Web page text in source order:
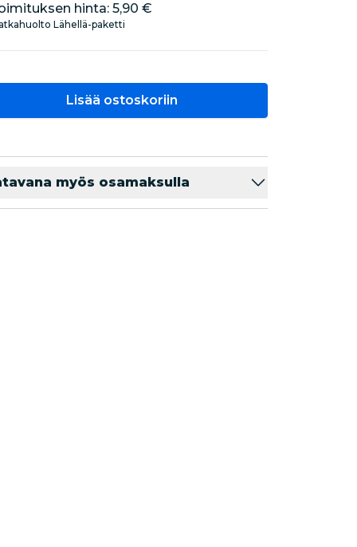
hinta: 5,90 €
Lähellä-paketti
Lisää ostoskoriin
myös osamaksulla